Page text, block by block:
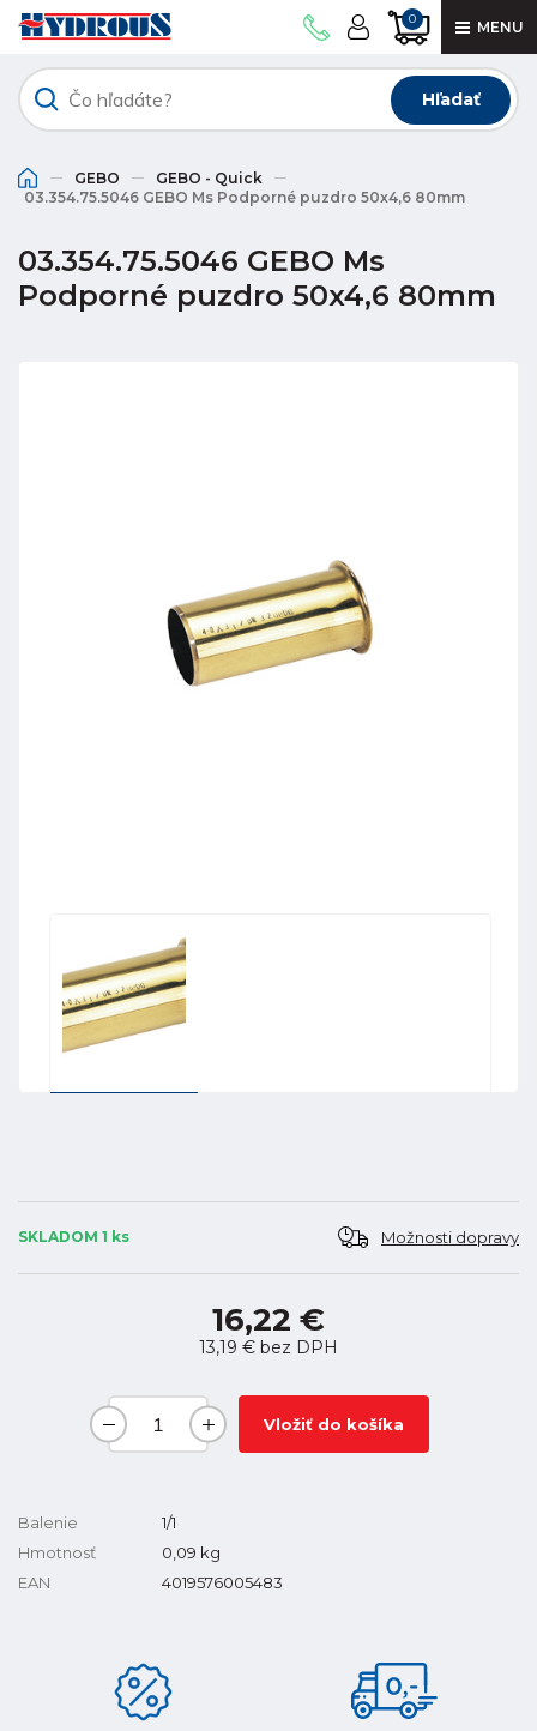
0 MENU
Hľadať
GEBO
GEBO - Quick
03.354.75.5046 GEBO Ms Podporné puzdro 50x4,6 80mm
03.354.75.5046 GEBO Ms
Podporné puzdro 50x4,6 80mm
SKLADOM 1 ks Možnosti dopravy
16,22 €
13,19 € bez DPH
Vložiť do košíka
Balenie
1/1
Hmotnosť
0,09 kg
EAN
4019576005483